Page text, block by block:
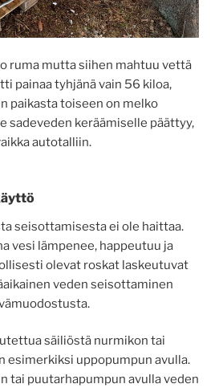
ruma mutta siihen mahtuu vettä
painaa tyhjänä vain 56 kiloa,
paikasta toiseen on melko
sadeveden keräämiselle päättyy,
autotalliin.
seisottamisesta ei ole haittaa.
vesi lämpenee, happeutuu ja
olevat roskat laskeutuvat
veden seisottaminen
säiliöstä nurmikon tai
esimerkiksi uppopumpun avulla.
tai puutarhapumpun avulla veden